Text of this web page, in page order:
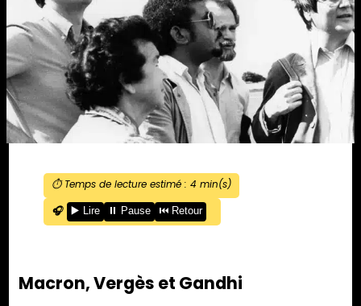
⏱️ Temps de lecture estimé : 4 min(s)
🎧
▶️ Lire ⏸️ Pause ⏮️ Retour
Macron, Vergès et Gandhi